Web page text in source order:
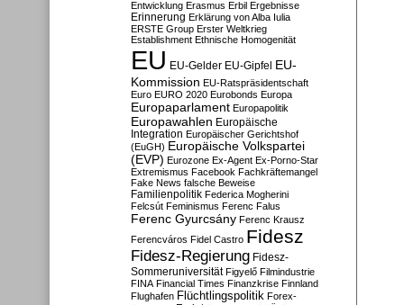
Entwicklung Erasmus Erbil Ergebnisse
Erinnerung Erklärung von Alba Iulia
ERSTE Group Erster Weltkrieg
Establishment Ethnische Homogenität
EU EU-Gelder EU-Gipfel EU-
Kommission EU-Ratspräsidentschaft
Euro EURO 2020 Eurobonds Europa
Europaparlament Europapolitik
Europawahlen Europäische
Integration Europäischer Gerichtshof
(EuGH) Europäische Volkspartei
(EVP) Eurozone Ex-Agent Ex-Porno-Star
Extremismus Facebook Fachkräftemangel
Fake News falsche Beweise
Familienpolitik Federica Mogherini
Felcsút Feminismus Ferenc Falus
Ferenc Gyurcsány Ferenc Krausz
Ferencváros Fidel Castro Fidesz
Fidesz-Regierung Fidesz-
Sommeruniversität Figyelő Filmindustrie
FINA Financial Times Finanzkrise Finnland
Flughafen Flüchtlingspolitik Forex-